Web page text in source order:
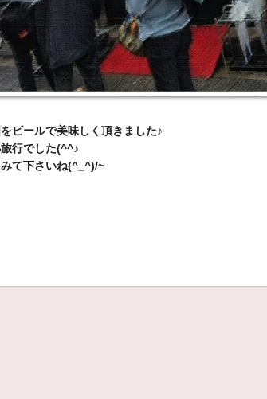
ビールで美味しく頂きました♪
行でした(^^♪
て下さいね(^_^)/~